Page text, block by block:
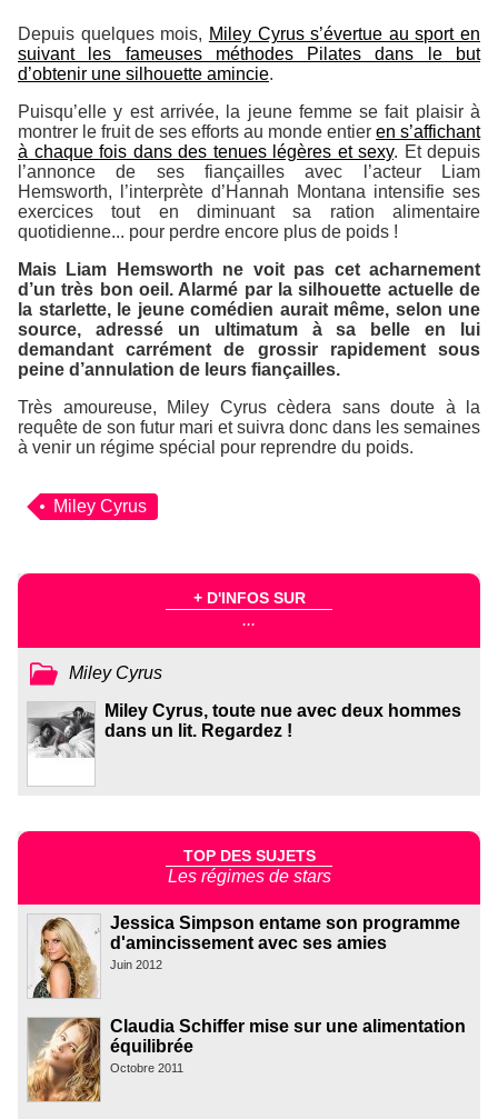
Depuis quelques mois, Miley Cyrus s’évertue au sport en
suivant les fameuses méthodes Pilates dans le but
d’obtenir une silhouette amincie.
Puisqu’elle y est arrivée, la jeune femme se fait plaisir à
montrer le fruit de ses efforts au monde entier en s’affichant
à chaque fois dans des tenues légères et sexy. Et depuis
l’annonce de ses fiançailles avec l’acteur Liam
Hemsworth, l’interprète d’Hannah Montana intensifie ses
exercices tout en diminuant sa ration alimentaire
quotidienne... pour perdre encore plus de poids !
Mais Liam Hemsworth ne voit pas cet acharnement
d’un très bon oeil. Alarmé par la silhouette actuelle de
la starlette, le jeune comédien aurait même, selon une
source, adressé un ultimatum à sa belle en lui
demandant carrément de grossir rapidement sous
peine d’annulation de leurs fiançailles.
Très amoureuse, Miley Cyrus cèdera sans doute à la
requête de son futur mari et suivra donc dans les semaines
à venir un régime spécial pour reprendre du poids.
Miley Cyrus
+ D'INFOS SUR
...
Miley Cyrus
Miley Cyrus, toute nue avec deux hommes
dans un lit. Regardez !
TOP DES SUJETS
Les régimes de stars
Jessica Simpson entame son programme
d'amincissement avec ses amies
Juin 2012
Claudia Schiffer mise sur une alimentation
équilibrée
Octobre 2011